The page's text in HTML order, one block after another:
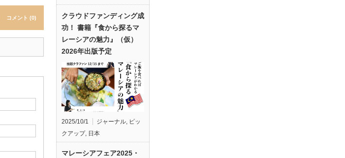
コメント (0)
クラウドファンディング成
功！ 書籍『食から探るマ
レーシアの魅力』（仮）
2026年出版予定
2025/10/1 ジャーナル, ピッ
クアップ, 日本
マレーシアフェア2025・